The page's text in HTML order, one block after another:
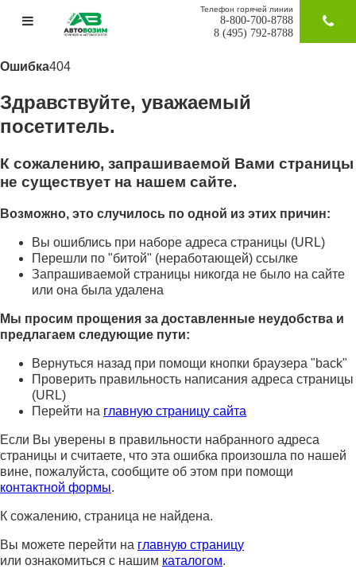
Телефон горячей линии
8-800-700-8788
8 (495) 792-8788
Ошибка404
Здравствуйте, уважаемый
посетитель.
К сожалению, запрашиваемой Вами страницы
не существует на нашем сайте.
Возможно, это случилось по одной из этих причин:
Вы ошиблись при наборе адреса страницы (URL)
Перешли по "битой" (неработающей) ссылке
Запрашиваемой страницы никогда не было на сайте
или она была удалена
Мы просим прощения за доставленные неудобства и
предлагаем следующие пути:
Вернуться назад при помощи кнопки браузера "back"
Проверить правильность написания адреса страницы
(URL)
Перейти на главную страницу сайта
Если Вы уверены в правильности набранного адреса
страницы и считаете, что эта ошибка произошла по нашей
вине, пожалуйста, сообщите об этом при помощи
контактной формы.
К сожалению, страница не найдена.
Вы можете перейти на главную страницу
или ознакомиться с нашим каталогом.